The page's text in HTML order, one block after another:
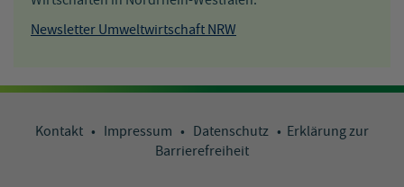
Newsletter Umweltwirtschaft NRW
Kontakt • Impressum • Datenschutz • Erklärung zur
Barrierefreiheit